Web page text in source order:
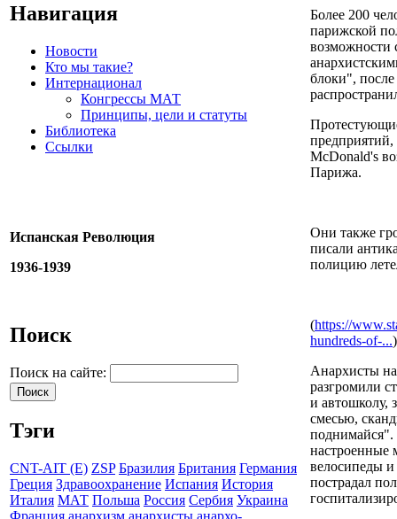
Навигация
Новости
Кто мы такие?
Интернационал
Конгрессы МАТ
Принципы, цели и статуты
Библиотека
Ссылки
Испанская Революция
1936-1939
Поиск
Поиск на сайте:
Тэги
CNT-AIT (E) ZSP Бразилия Британия Германия
Греция Здравоохранение Испания История
Италия МАТ Польша Россия Сербия Украина
Более 200
парижской
возможности
блоки", после
предприятий,
McDonald's
Парижа.
Они также
писали
полицию
(https://
hundreds-of-...)
Анархисты
разгромили
и автошколу,
смесью,
поднимайся".
настроенные
велосипеды и
пострадал